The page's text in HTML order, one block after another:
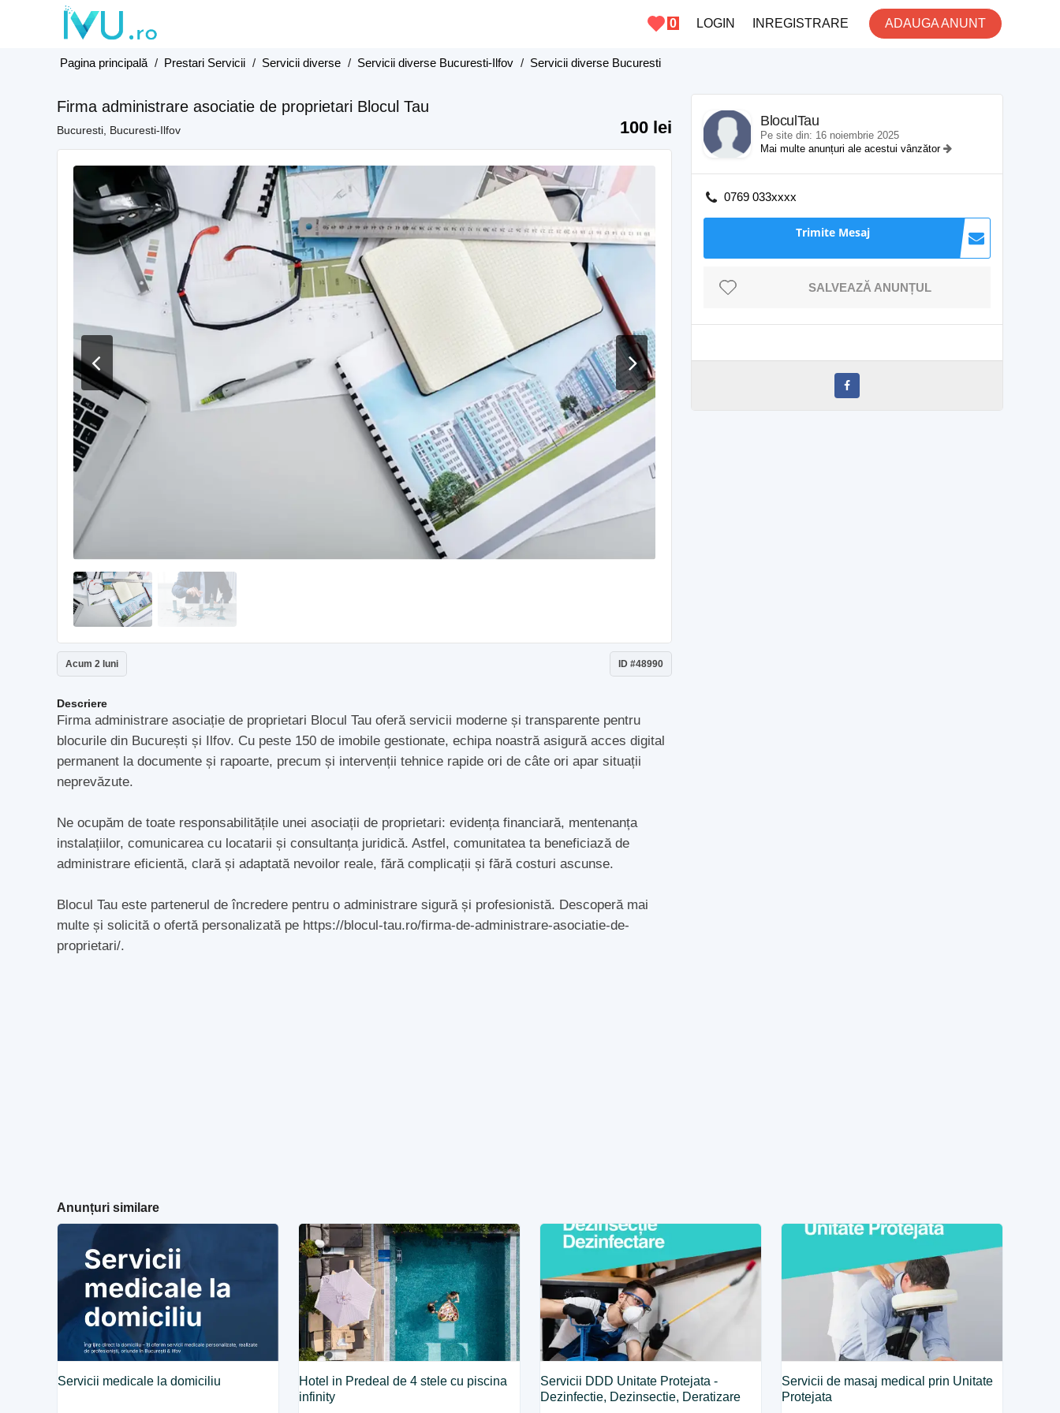
ADAUGA ANUNT
INREGISTRARE
LOGIN
0
Pagina principală / Prestari Servicii / Servicii diverse / Servicii diverse Bucuresti-Ilfov / Servicii diverse Bucuresti
Firma administrare asociatie de proprietari Blocul Tau
Bucuresti, Bucuresti-Ilfov 100 lei
Acum 2 luni ID #48990
Descriere
Firma administrare asociație de proprietari Blocul Tau oferă servicii moderne și transparente pentru
blocurile din București și Ilfov. Cu peste 150 de imobile gestionate, echipa noastră asigură acces digital
permanent la documente și rapoarte, precum și intervenții tehnice rapide ori de câte ori apar situații
neprevăzute.
Ne ocupăm de toate responsabilitățile unei asociații de proprietari: evidența financiară, mentenanța
instalațiilor, comunicarea cu locatarii și consultanța juridică. Astfel, comunitatea ta beneficiază de
administrare eficientă, clară și adaptată nevoilor reale, fără complicații și fără costuri ascunse.
Blocul Tau este partenerul de încredere pentru o administrare sigură și profesionistă. Descoperă mai
multe și solicită o ofertă personalizată pe https://blocul-tau.ro/firma-de-administrare-asociatie-de-
proprietari/.
BloculTau
Pe site din: 16 noiembrie 2025
Mai multe anunțuri ale acestui vânzător
0769 033xxxx
Trimite Mesaj
SALVEAZĂ ANUNȚUL
Anunțuri similare
Servicii medicale la domiciliu
Hotel in Predeal de 4 stele cu piscina
infinity
Servicii DDD Unitate Protejata -
Dezinfectie, Dezinsectie, Deratizare
Servicii de masaj medical prin Unitate
Protejata